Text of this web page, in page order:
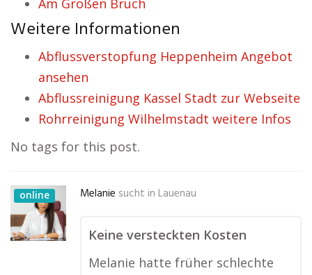
Am Großen Bruch
Weitere Informationen
Abflussverstopfung Heppenheim Angebot
ansehen
Abflussreinigung Kassel Stadt zur Webseite
Rohrreinigung Wilhelmstadt weitere Infos
No tags for this post.
online Melanie sucht in Lauenau
Keine versteckten Kosten
Melanie hatte früher schlechte